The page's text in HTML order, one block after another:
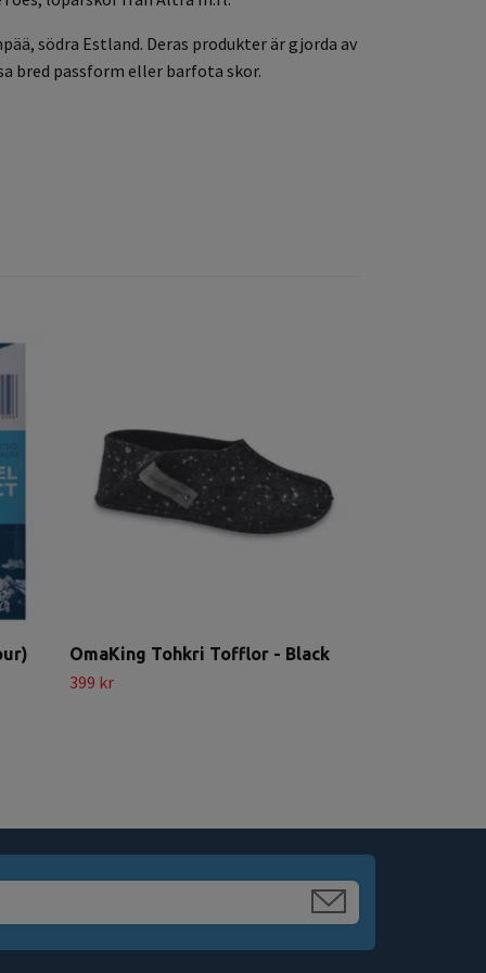
södra Estland. Deras produkter är gjorda av
bred passform eller barfota skor.
OmaKing Tohkri Tofflor - Black
399 kr